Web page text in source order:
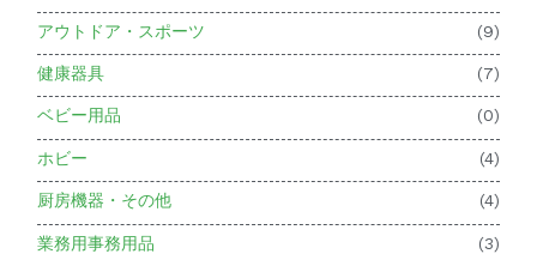
アウトドア・スポーツ (9)
健康器具 (7)
ベビー用品 (0)
ホビー (4)
厨房機器・その他 (4)
業務用事務用品 (3)